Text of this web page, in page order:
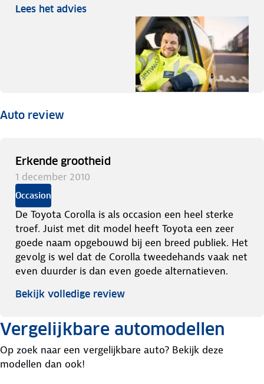
Lees het advies
Auto review
Erkende grootheid
1 december 2010
Occasion
De Toyota Corolla is als occasion een heel sterke
troef. Juist met dit model heeft Toyota een zeer
goede naam opgebouwd bij een breed publiek. Het
gevolg is wel dat de Corolla tweedehands vaak net
even duurder is dan even goede alternatieven.
Bekijk volledige review
Vergelijkbare automodellen
Op zoek naar een vergelijkbare auto? Bekijk deze
modellen dan ook!